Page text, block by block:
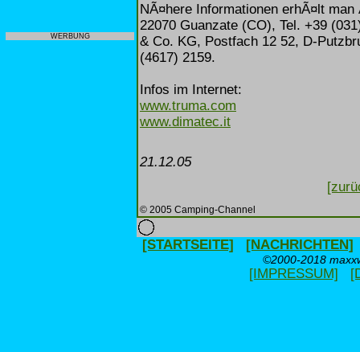
WERBUNG
NÃ¤here Informationen erhÃ¤lt
22070 Guanzate (CO), Tel. +39
& Co. KG, Postfach 12 52, D-
(4617) 2159.
Infos im Internet:
www.truma.com
www.dimatec.it
21.12.05
© 2005 Camping-Channel
[STARTSEITE] [NACHRICHTEN]
©2000-2018
[IMPRESSUM]